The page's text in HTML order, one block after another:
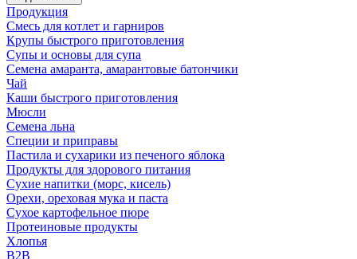
Продукция
Смесь для котлет и гарниров
Крупы быстрого приготовления
Супы и основы для супа
Семена амаранта, амарантовые батончики
Чай
Каши быстрого приготовления
Мюсли
Семена льна
Специи и приправы
Пастила и сухарики из печеного яблока
Продукты для здорового питания
Сухие напитки (морс, кисель)
Орехи, ореховая мука и паста
Сухое картофельное пюре
Протеиновые продукты
Хлопья
B2B